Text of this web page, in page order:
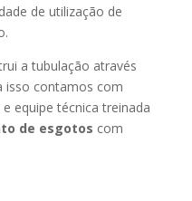
de utilização de
a tubulação através
isso contamos com
equipe técnica treinada
de esgotos com